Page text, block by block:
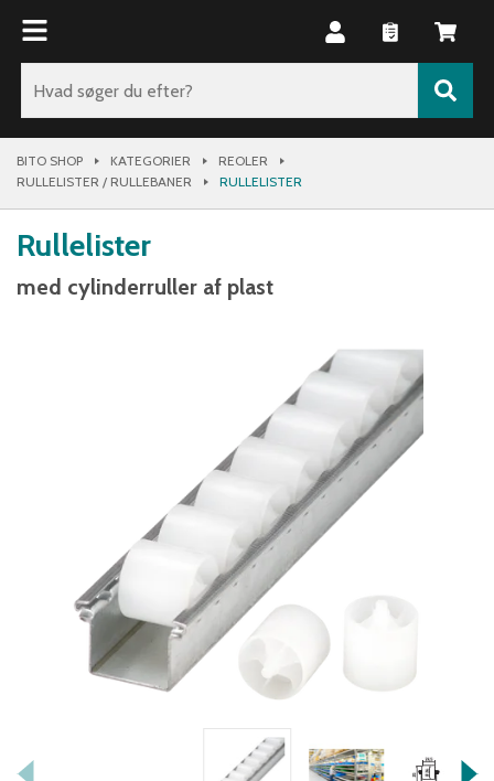
BITO SHOP KATEGORIER
REOLER
RULLELISTER / RULLEBANER
RULLELISTER
Rullelister
med cylinderruller af plast